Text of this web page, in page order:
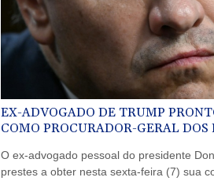
EX-ADVOGADO DE TRUMP
COMO PROCURADOR-GERAL DOS
O ex-advogado pessoal do presidente
prestes a obter nesta sexta-feira (7) sua